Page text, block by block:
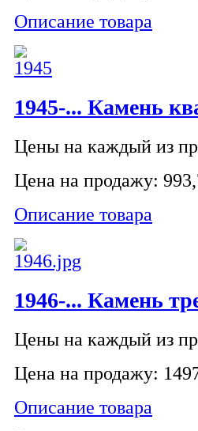
Описание товара
1945-... Камень
Цены на каждый из
Цена на продажу:
Описание товара
1946-... Камень
Цены на каждый из
Цена на продажу:
Описание товара